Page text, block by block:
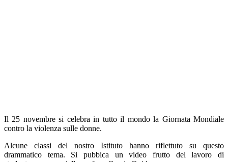
Il 25 novembre si celebra in tutto il mondo la Giornata Mondiale
contro la violenza sulle donne.
Alcune classi del nostro Istituto hanno riflettuto su questo
drammatico tema. Si pubbica un video frutto del lavoro di